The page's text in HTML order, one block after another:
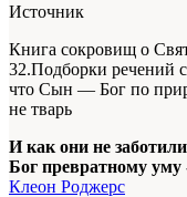
Источник
Книга сокровищ о
32.Подборки речений
что Сын — Бог по
не тварь
И как они не
Бог превратному уму
Клеон Роджерс